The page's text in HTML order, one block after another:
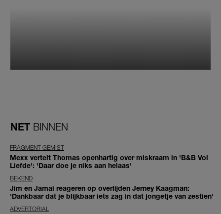
NET BINNEN
FRAGMENT GEMIST
Mexx vertelt Thomas openhartig over miskraam in 'B&B Vol
Liefde': 'Daar doe je niks aan helaas'
BEKEND
Jim en Jamai reageren op overlijden Jerney Kaagman:
'Dankbaar dat je blijkbaar iets zag in dat jongetje van zestien'
ADVERTORIAL